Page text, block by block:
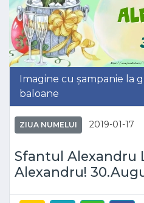
Imagine cu șampanie la
baloane
ZIUA NUMELUI 2019-01-17
Sfantul Alexandru
Alexandru!